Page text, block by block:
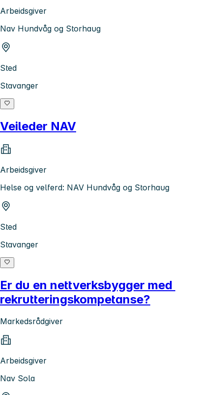
Arbeidsgiver
Nav Hundvåg og Storhaug
Sted
Stavanger
Veileder NAV
Arbeidsgiver
Helse og velferd: NAV Hundvåg og Storhaug
Sted
Stavanger
Er du en nettverksbygger med
rekrutteringskompetanse?
Markedsrådgiver
Arbeidsgiver
Nav Sola